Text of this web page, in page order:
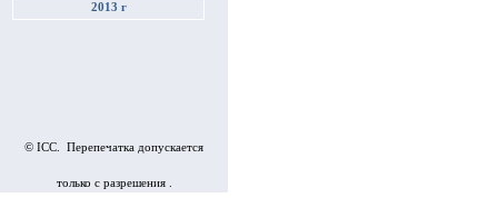
2013 г
© ICC. Перепечатка допускается
только с разрешения .